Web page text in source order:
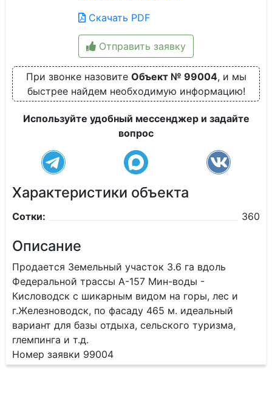
Скачать PDF
Отправить заявку
При звонке назовите Объект № 99004, и мы
быстрее найдем необходимую информацию!
Используйте удобный мессенджер и задайте
вопрос
Характеристики объекта
Сотки: 360
Описание
Продается Земельный участок 3.6 га вдоль
Федеральной трассы А-157 Мин-воды -
Кисловодск с шикарным видом на горы, лес и
г.Железноводск, по фасаду 465 м. идеальный
вариант для базы отдыха, сельского туризма,
глемпинга и т.д.
Номер заявки 99004